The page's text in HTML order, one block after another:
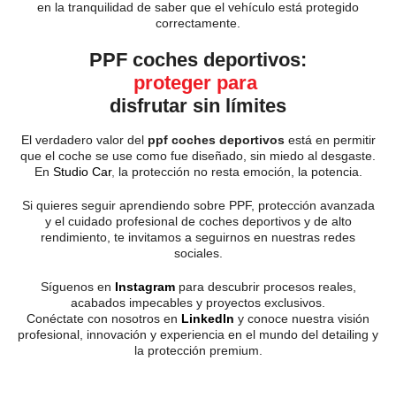
en la tranquilidad de saber que el vehículo está protegido
correctamente.
PPF coches deportivos:
proteger para
disfrutar sin límites
El verdadero valor del ppf coches deportivosestá en permitir
que el coche se use como fue diseñado, sin miedo al desgaste.
En Studio Car, la protección no resta emoción, la potencia.
Si quieres seguir aprendiendo sobre PPF, protección avanzada
y el cuidado profesional de coches deportivos y de alto
rendimiento, te invitamos a seguirnos en nuestras redes
sociales.
Síguenos en Instagrampara descubrir procesos reales,
acabados impecables y proyectos exclusivos.
Conéctate con nosotros en LinkedIn y conoce nuestra visión
profesional, innovación y experiencia en el mundo del detailing y
la protección premium.